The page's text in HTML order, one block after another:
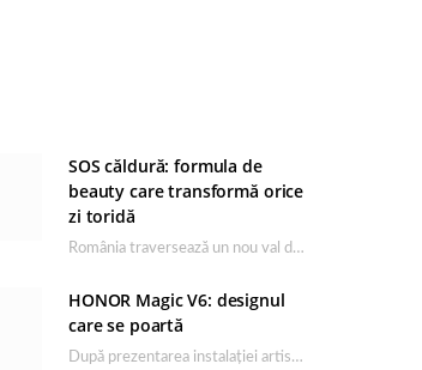
SOS căldură: formula de
beauty care transformă orice
zi toridă
România traversează un nou val de căldură, iar rutina de îngrijire capătă un rol esențial…
HONOR Magic V6: designul
care se poartă
După prezentarea instalației artistice semnată de Catrinel Săbăciag în cadrul evenimentului de lansare HONOR Magic…